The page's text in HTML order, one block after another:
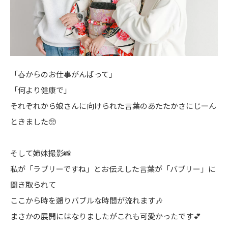
「春からのお仕事がんばって」
「何より健康で」
それぞれから娘さんに向けられた言葉のあたたかさにじーん
ときました🥺
そして姉妹撮影📸
私が「ラブリーですね」とお伝えした言葉が「バブリー」に
聞き取られて
ここから時を遡りバブルな時間が流れます🎶
まさかの展開にはなりましたがこれも可愛かったです💕